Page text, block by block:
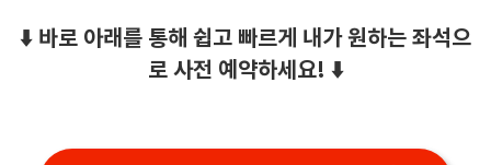
⬇️ 바로 아래를 통해 쉽고 빠르게 내가 원하는 좌석으
로 사전 예약하세요! ⬇️